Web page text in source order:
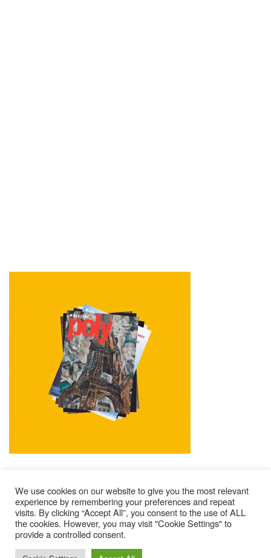
Mentions Légales Contacts
Où Trouver Poly ?
Lire Les Anciens N°
S’abonner À Poly
© 2025 – Magazine Poly – BKN
We use cookies on our website to give you the most relevant
experience by remembering your preferences and repeat
visits. By clicking “Accept All”, you consent to the use of ALL
the cookies. However, you may visit "Cookie Settings" to
provide a controlled consent.